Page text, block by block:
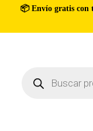
📦 Envío gratis con